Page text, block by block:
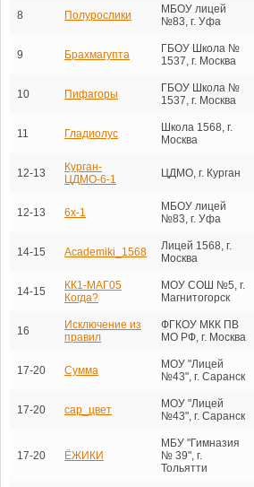
8 Полурослики
МБОУ лицей
№83, г. Уфа
9 Брахмагупта
ГБОУ Школа №
1537, г. Москва
10 Пифагоры
ГБОУ Школа №
1537, г. Москва
11 Гладиолус
Школа 1568, г.
Москва
12-13
Курган-
ЦДМО-6-1
ЦДМО, г. Курган
12-13 6х-1
МБОУ лицей
№83, г. Уфа
14-15 Academiki_1568
Лицей 1568, г.
Москва
14-15
КК1-МАГ05
Когда?
МОУ СОШ №5, г.
Магнитогорск
16
Исключение из
правил
ФГКОУ МКК ПВ
МО РФ, г. Москва
17-20 Сумма
МОУ "Лицей
№43", г. Саранск
17-20 сар_цвет
МОУ "Лицей
№43", г. Саранск
17-20 ЁЖИКИ
МБУ "Гимназия
№ 39", г.
Тольятти